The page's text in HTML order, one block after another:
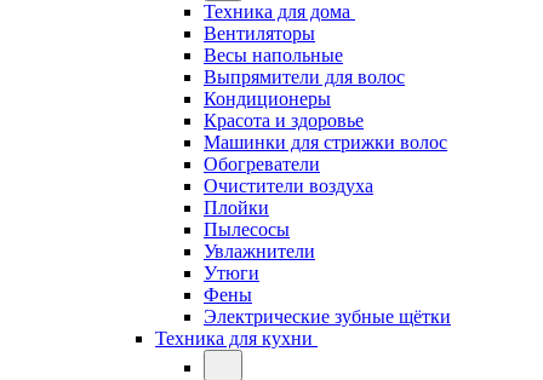
Техника для дома
Вентиляторы
Весы напольные
Выпрямители для волос
Кондиционеры
Красота и здоровье
Машинки для стрижки волос
Обогреватели
Очистители воздуха
Плойки
Пылесосы
Увлажнители
Утюги
Фены
Электрические зубные щётки
Техника для кухни